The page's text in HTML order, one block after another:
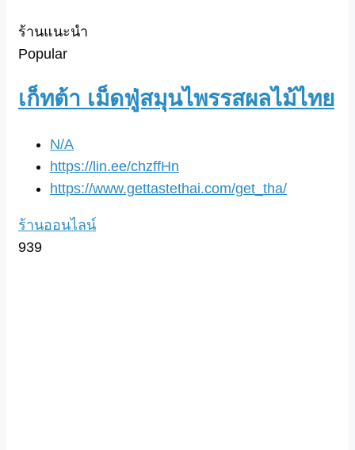
ร้านแนะนำ
Popular
เก็ทต้า เม็ดฟู่สมุนไพรรสผลไม้ไทย
N/A
https://lin.ee/chzffHn
https://www.gettastethai.com/get_tha/
ร้านออนไลน์
939